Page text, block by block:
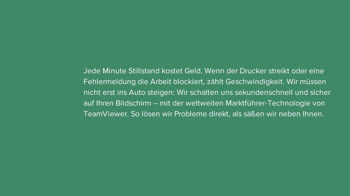
Jede Minute Stillstand kostet Geld. Wenn der Drucker streikt oder eine
Fehlermeldung die Arbeit blockiert, zählt Geschwindigkeit. Wir müssen
nicht erst ins Auto steigen: Wir schalten uns sekundenschnell und sicher
auf Ihren Bildschirm – mit der weltweiten Marktführer-Technologie von
TeamViewer. So lösen wir Probleme direkt, als säßen wir neben Ihnen.